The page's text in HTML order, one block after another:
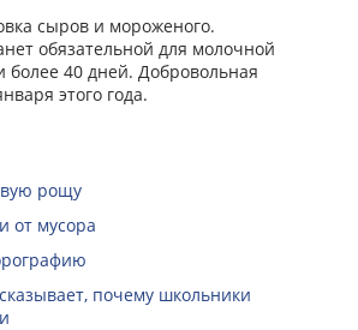
сыров и мороженого.
обязательной для молочной
более 40 дней. Добровольная
этого года.
рощу
от мусора
почему школьники